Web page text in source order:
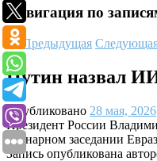
Навигация по
←Предыдущая
Путин назвал ИИ
Опубликовано 28 мая, 2026
Президент России
пленарном заседании
Запись опубликована